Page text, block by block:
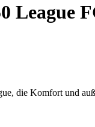
League
die Komfort und